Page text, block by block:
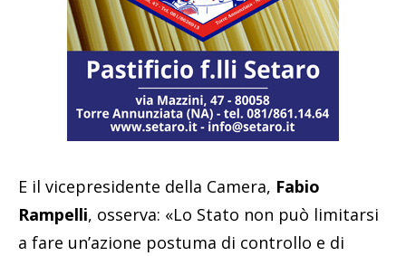
E il vicepresidente della Camera, Fabio
Rampelli, osserva: «Lo Stato non può limitarsi
a fare un’azione postuma di controllo e di